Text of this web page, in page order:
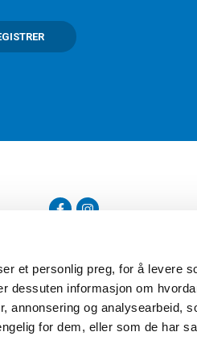
et personlig preg, for å levere
dessuten informasjon om
annonsering og analysearbeid,
for dem, eller som de har
Torshov Sport har over 90 års
klubbhandel. Torshov Sport har
Drammen, Sandvika Storsenter